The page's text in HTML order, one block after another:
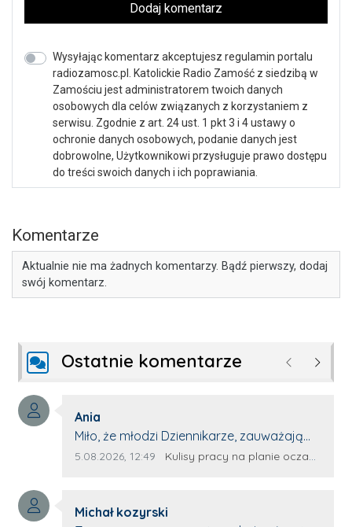
Dodaj komentarz
Wysyłając komentarz akceptujesz regulamin portalu
radiozamosc.pl. Katolickie Radio Zamość z siedzibą w
Zamościu jest administratorem twoich danych
osobowych dla celów związanych z korzystaniem z
serwisu. Zgodnie z art. 24 ust. 1 pkt 3 i 4 ustawy o
ochronie danych osobowych, podanie danych jest
dobrowolne, Użytkownikowi przysługuje prawo dostępu
do treści swoich danych i ich poprawiania.
Komentarze
Aktualnie nie ma żadnych komentarzy. Bądź pierwszy, dodaj
swój komentarz.
Ostatnie komentarze Poprzednie
Autor komentarza:
Ania
Treść komentarza:
Miło, że młodzi Dziennikarze, zauważają
młode talenty, które dopiero wkraczają
z nim wywiad, który przeprowadzi Pan
Data dodania komentarza:
5.08.2026, 12:49 Źródło komentarza:
Kulisy pracy na planie oczami młodego filmowca
Autor komentarza:
Michał kozyrski